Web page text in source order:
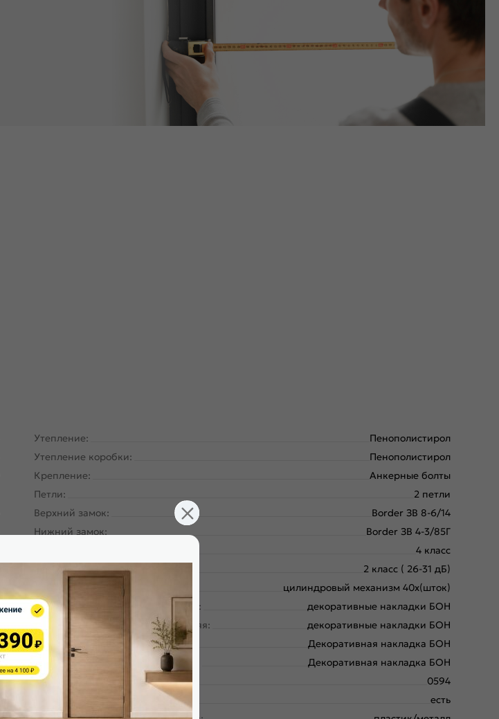
Утепление:
Пенополистирол
Утепление коробки:
Пенополистирол
Крепление:
Анкерные болты
Петли:
2 петли
Верхний замок:
Border ЗВ 8-6/14
Нижний замок:
Border ЗВ 4-3/85Г
4 класс
Класс шумоизоляции:
2 класс ( 26-31 дБ)
цилиндровый механизм 40х(шток)
Накладка цилиндровая наружная:
декоративные накладки БОН
Накладка цилиндровая внутренняя:
декоративные накладки БОН
Накладка сувальдная наружная:
Декоративная накладка БОН
Накладка сувальдная внутренняя:
Декоративная накладка БОН
Ручка:
0594
есть